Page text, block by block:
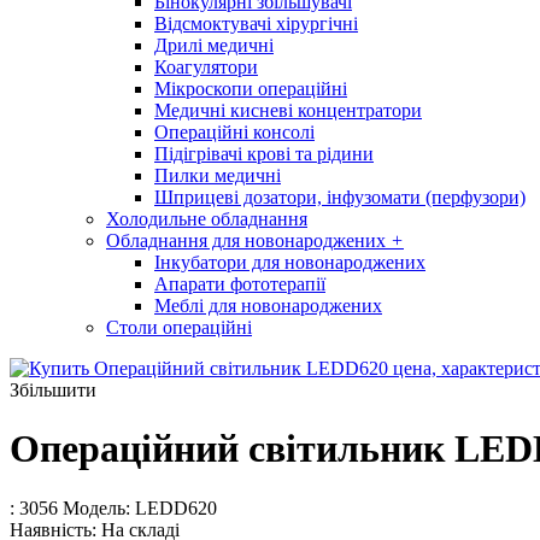
Відсмоктувачі хірургічні
Дрилі медичні
Коагулятори
Мікроскопи операційні
Медичні кисневі концентратори
Операційні консолі
Підігрівачі крові та рідини
Пилки медичні
Шприцеві дозатори, інфузомати (перфузори)
Холодильне обладнання
Обладнання для новонароджених +
Інкубатори для новонароджених
Апарати фототерапії
Меблі для новонароджених
Столи операційні
Збільшити
Операційний світильник
: 3056 Модель: LEDD620
Наявність: На складі